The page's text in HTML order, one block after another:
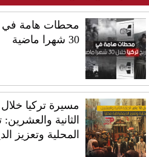
محطات هامة في
30 شهرا ماضية
الثانية والعشرين:
المحلية وتعزيز